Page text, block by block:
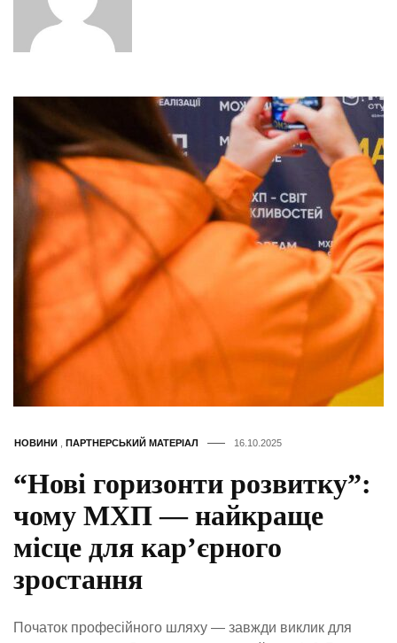
НОВИНИ ПАРТНЕРСЬКИЙ МАТЕРІАЛ 16.10.2025
“Нові горизонти розвитку”:
чому МХП — найкраще
місце для кар’єрного
зростання
Початок професійного шляху — завжди виклик для